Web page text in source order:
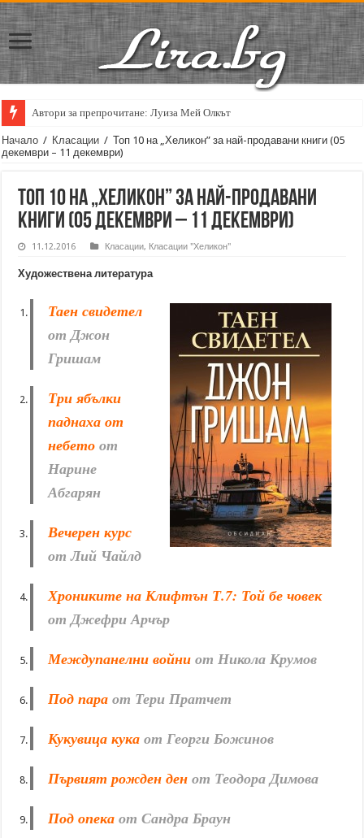
Автори за препрочитане: Луиза Мей Олкът
Кирил Кадийски: „Плачът на големия поет винаги е и сила, и
Начало / Класации / Топ 10 на „Хеликон” за най-продавани книги (05
декември – 11 декември)
Топ 10 на „Хеликон” за най-продавани
книги (05 декември – 11 декември)
11.12.2016 Класации, Класации "Хеликон"
Художествена литература
Таен свидетел
от Джон
Гришам
Три ябълки
паднаха от
небето от
Нарине
Абгарян
Вечерен курс
от Лий Чайлд
Хрониките на Клифтън Т.7: Той бе човек
от Джефри Арчър
Междупанелни войни от Никола Крумов
Под параот Тери Пратчет
Кукувица кука от Георги Божинов
Първият рожден денот Теодора Димова
Под опека от Сандра Браун